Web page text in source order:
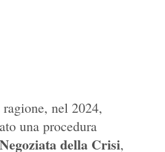
nel 2024,
una procedura
della Crisi,